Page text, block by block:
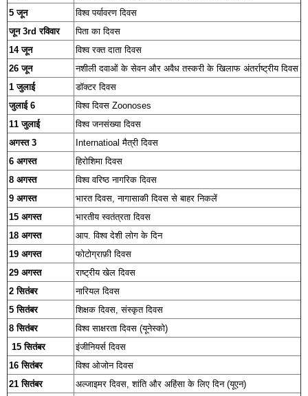
5 जून
विश्व पर्यावरण दिवस
जून 3rd रविवार
पिता का दिवस
14 जून
विश्व रक्त दाता दिवस
26 जून
नशीली दवाओं के सेवन और अवैध तस्करी के खिलाफ अंतर्राष्ट्रीय दिवस
1 जुलाई
डॉक्टर दिवस
जुलाई 6
विश्व दिवस Zoonoses
11 जुलाई
विश्व जनसंख्या दिवस
अगस्त 3
Internatioal मैत्री दिवस
6 अगस्त
हिरोशिमा दिवस
8 अगस्त
विश्व वरिष्ठ नागरिक दिवस
9 अगस्त
भारत दिवस, नागासाकी दिवस से बाहर निकलें
15 अगस्त
भारतीय स्वतंत्रता दिवस
18 अगस्त
आप. विश्व देशी लोग के दिन
19 अगस्त
फोटोग्राफ़ी दिवस
29 अगस्त
राष्ट्रीय खेल दिवस
2 सितंबर
नारियल दिवस
5 सितंबर
शिक्षक दिवस, संस्कृत दिवस
8 सितंबर
विश्व साक्षरता दिवस (यूनेस्को)
15 सितंबर
इंजीनियर्स दिवस
16 सितंबर
विश्व ओजोन दिवस
21 सितंबर
अल्जाइमर दिवस, शांति और अहिंसा के लिए दिन (यूएन)